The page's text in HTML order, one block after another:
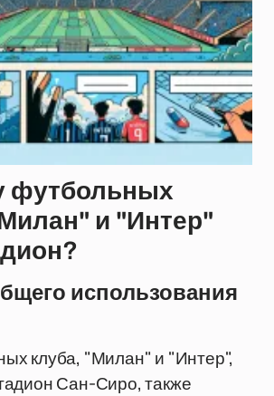
футбольных
и "Интер"
использования
клуба, "Милан" и "Интер",
Сан-Сиро, также